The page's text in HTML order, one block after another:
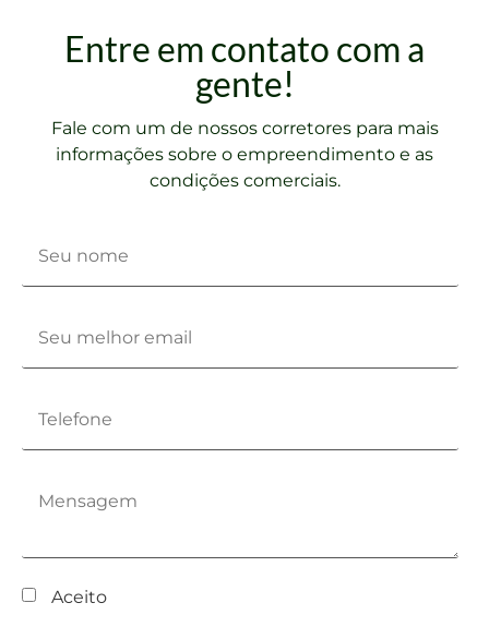
Entre em contato com a
gente!
Fale com um de nossos corretores para mais
informações sobre o empreendimento e as
condições comerciais.
Aceito